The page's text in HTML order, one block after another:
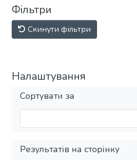
Фільтри
Скинути фільтри
Налаштування
Сортувати за
Результатів на сторінку